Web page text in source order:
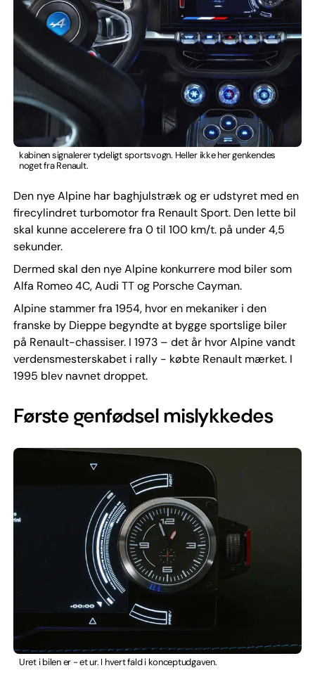
kabinen signalerer tydeligt sportsvogn. Heller ikke her genkendes
noget fra Renault.
Den nye Alpine har baghjulstræk og er udstyret med en
firecylindret turbomotor fra Renault Sport. Den lette bil
skal kunne accelerere fra 0 til 100 km/t. på under 4,5
sekunder.
Dermed skal den nye Alpine konkurrere mod biler som
Alfa Romeo 4C, Audi TT og Porsche Cayman.
Alpine stammer fra 1954, hvor en mekaniker i den
franske by Dieppe begyndte at bygge sportslige biler
på Renault-chassiser. I 1973 – det år hvor Alpine vandt
verdensmesterskabet i rally - købte Renault mærket. I
1995 blev navnet droppet.
Første genfødsel mislykkedes
Uret i bilen er - et ur. I hvert fald i konceptudgaven.